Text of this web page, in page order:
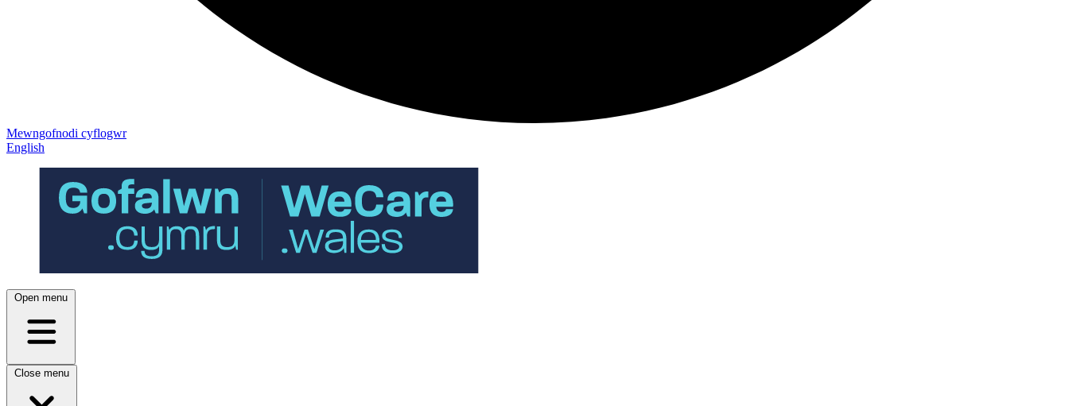
Mewngofnodi cyflogwr
English
Open menu
Close menu